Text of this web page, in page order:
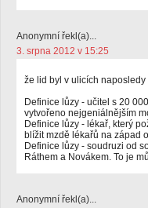
Anonymní řekl(a)...
3. srpna 2012 v 15:25
že lid byl v ulicích
Definice lůzy - učitel s 20
vytvořeno nejgeniálnějším
Definice lůzy - lékař, který
blížit mzdě lékařů na západ
Definice lůzy - soudruzi od
Ráthem a Novákem. To je
Anonymní řekl(a)...